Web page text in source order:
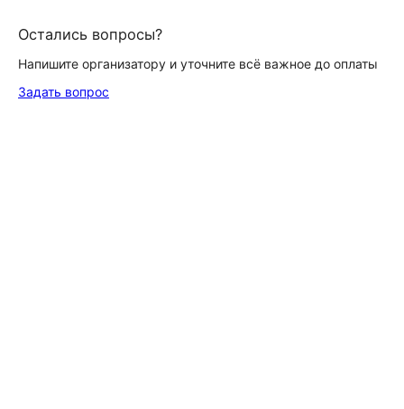
Остались вопросы?
Напишите организатору и уточните всё важное до оплаты
Задать вопрос